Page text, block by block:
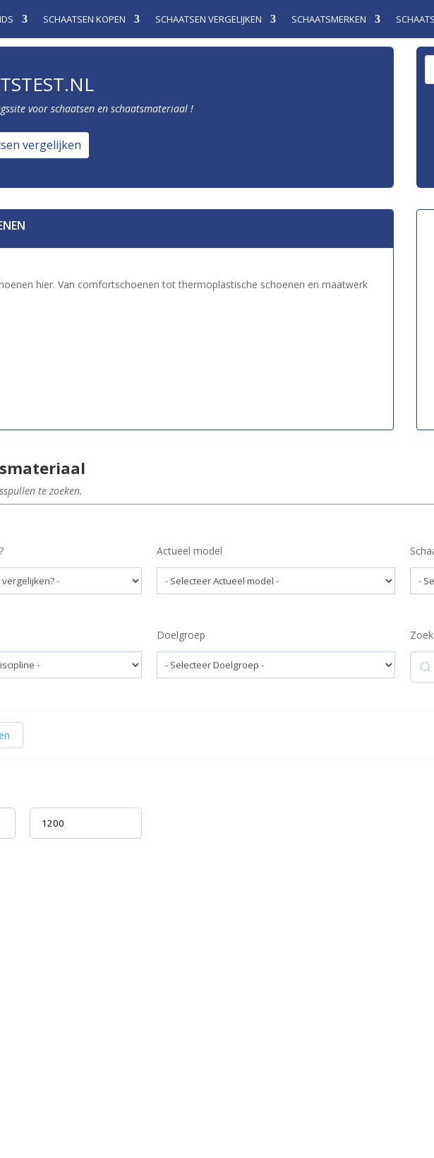
SCHAATSEN KOPEN SCHAATSEN VERGELIJKEN SCHAATSMERKEN
voor schaatsen en schaatsmateriaal !
vergelijken
hier. Van comfortschoenen tot thermoplastische schoenen en maatwerk
te zoeken.
Actueel model
Doelgroep
Zoek
Zoek